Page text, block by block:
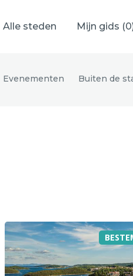
Alle steden Mijn gids (0
Evenementen Buiten de